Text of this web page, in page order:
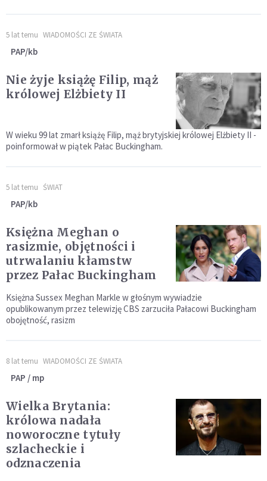
5 lat temu WIADOMOŚCI ZE ŚWIATA
PAP/kb
Nie żyje książę Filip, mąż
królowej Elżbiety II
W wieku 99 lat zmarł książę Filip, mąż brytyjskiej królowej Elżbiety II -
poinformował w piątek Pałac Buckingham.
5 lat temu ŚWIAT
PAP/kb
Księżna Meghan o
rasizmie, objętności i
utrwalaniu kłamstw
przez Pałac Buckingham
Księżna Sussex Meghan Markle w głośnym wywiadzie
opublikowanym przez telewizję CBS zarzuciła Pałacowi Buckingham
obojętność, rasizm
8 lat temu WIADOMOŚCI ZE ŚWIATA
PAP / mp
Wielka Brytania:
królowa nadała
noworoczne tytuły
szlacheckie i
odznaczenia